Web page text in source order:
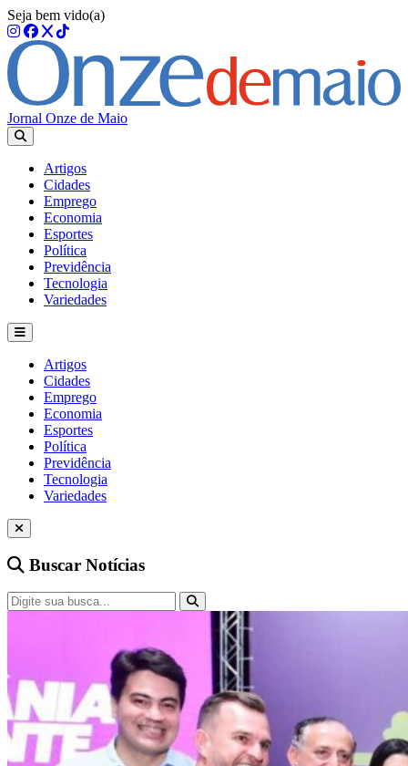
Seja bem vido(a)
Jornal Onze de Maio
Artigos
Cidades
Emprego
Economia
Esportes
Política
Previdência
Tecnologia
Variedades
Artigos
Cidades
Emprego
Economia
Esportes
Política
Previdência
Tecnologia
Variedades
Buscar Notícias